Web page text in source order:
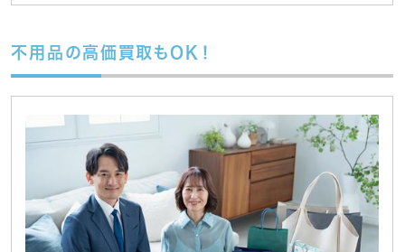
不用品の高価買取もOK！